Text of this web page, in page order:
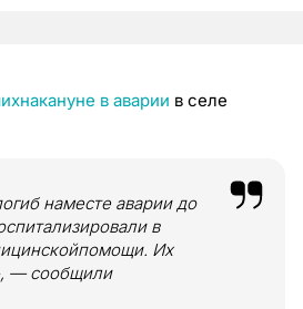
в аварии в селе
наместе аварии до
в
Их
— сообщили